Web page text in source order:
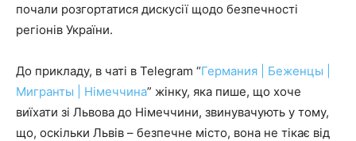
почали розгортатися дискусії щодо безпечності
регіонів України.
До прикладу, в чаті в Telegram “Германия | Беженцы |
Мигранты | Німеччина” жінку, яка пише, що хоче
виїхати зі Львова до Німеччини, звинувачують у тому,
що, оскільки Львів – безпечне місто, вона не тікає від